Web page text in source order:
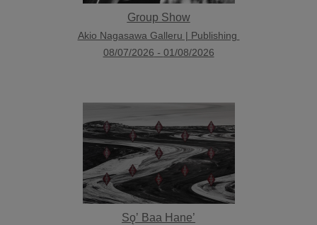
Group Show
Akio Nagasawa Galleru | Publishing
08/07/2026 - 01/08/2026
Sǫʼ Baa Hane’